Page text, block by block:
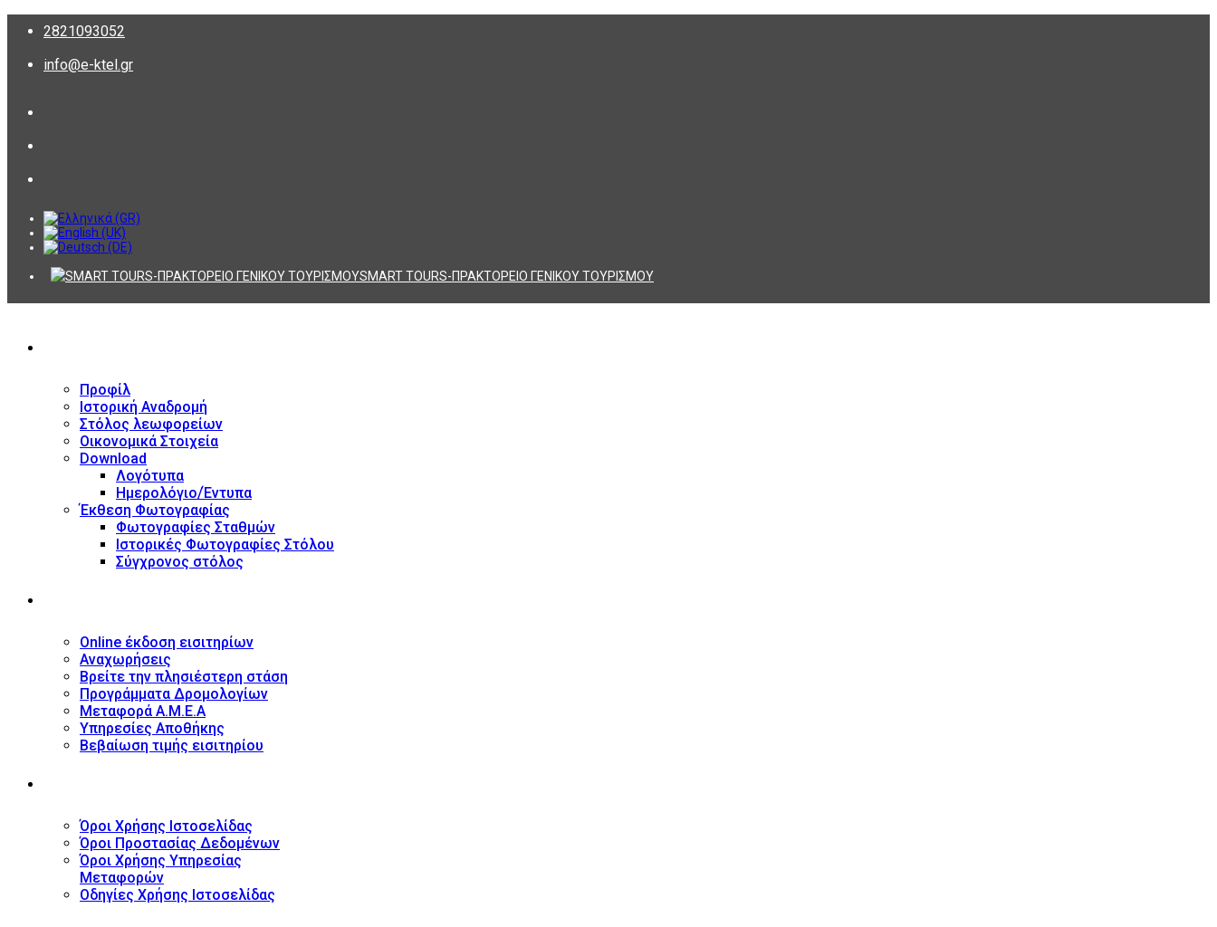
2821093052
info@e-ktel.gr
SMART TOURS-ΠΡΑΚΤΟΡΕΙΟ ΓΕΝΙΚΟΥ ΤΟΥΡΙΣΜΟΥ
Προφίλ
Ιστορική Αναδρομή
Στόλος λεωφορείων
Οικονομικά Στοιχεία
Download
Λογότυπα
Ημερολόγιο/Έντυπα
Έκθεση Φωτογραφίας
Φωτογραφίες Σταθμών
Ιστορικές Φωτογραφίες Στόλου
Σύγχρονος στόλος
Online έκδοση εισιτηρίων
Αναχωρήσεις
Βρείτε την πλησιέστερη στάση
Προγράμματα Δρομολογίων
Μεταφορά Α.Μ.Ε.Α
Υπηρεσίες Αποθήκης
Βεβαίωση τιμής εισιτηρίου
Όροι Χρήσης Ιστοσελίδας
Όροι Προστασίας Δεδομένων
Όροι Χρήσης Υπηρεσίας
Μεταφορών
Οδηγίες Χρήσης Ιστοσελίδας